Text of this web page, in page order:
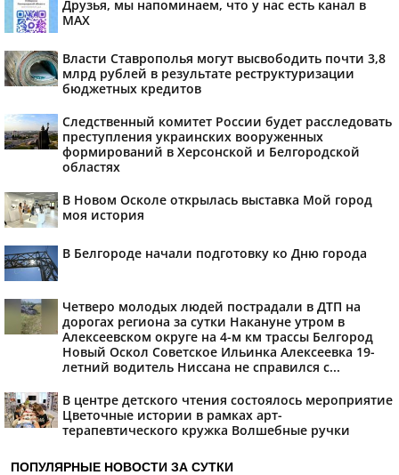
Друзья, мы напоминаем, что у нас есть канал в
МАХ
Власти Ставрополья могут высвободить почти 3,8
млрд рублей в результате реструктуризации
бюджетных кредитов
Следственный комитет России будет расследовать
преступления украинских вооруженных
формирований в Херсонской и Белгородской
областях
В Новом Осколе открылась выставка Мой город
моя история
В Белгороде начали подготовку ко Дню города
Четверо молодых людей пострадали в ДТП на
дорогах региона за сутки Накануне утром в
Алексеевском округе на 4-м км трассы Белгород
Новый Оскол Советское Ильинка Алексеевка 19-
летний водитель Ниссана не справился с...
В центре детского чтения состоялось мероприятие
Цветочные истории в рамках арт-
терапевтического кружка Волшебные ручки
ПОПУЛЯРНЫЕ НОВОСТИ ЗА СУТКИ